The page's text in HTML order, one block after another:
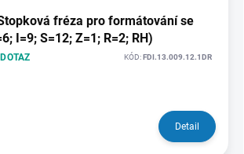
fréza pro formátování se
I=9; S=12; Z=1; R=2; RH)
KÓD:FDI.13.009.12.1DR
Detail